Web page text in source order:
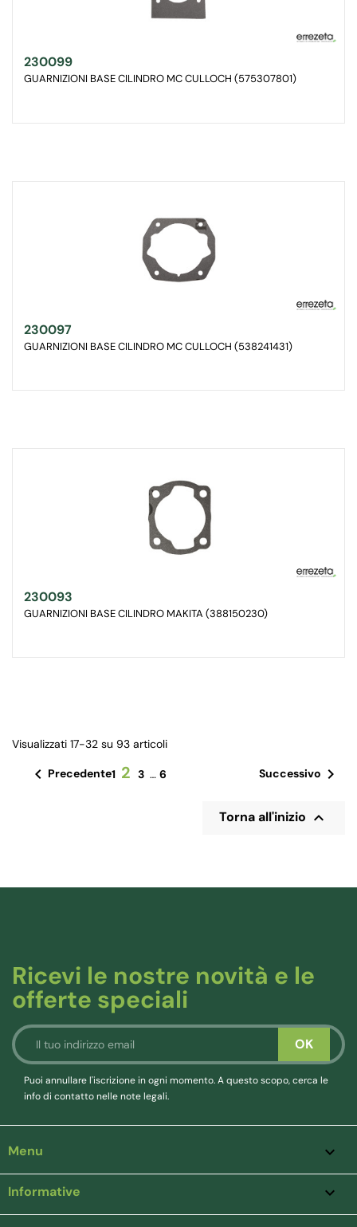
230099
GUARNIZIONI BASE CILINDRO MC CULLOCH (575307801)
230097
GUARNIZIONI BASE CILINDRO MC CULLOCH (538241431)
230093
GUARNIZIONI BASE CILINDRO MAKITA (388150230)
Visualizzati 17-32 su 93 articoli
 Precedente1 2 3 … 6 Successivo 
Torna all'inizio 
Ricevi le nostre novità e le
offerte speciali
Puoi annullare l'iscrizione in ogni momento. A questo scopo, cerca le
info di contatto nelle note legali.
Menu 
Informative 